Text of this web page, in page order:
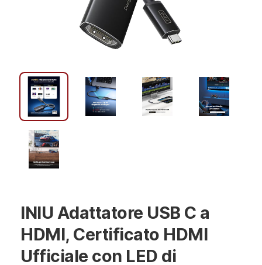
INIU Adattatore USB C a
HDMI, Certificato HDMI
Ufficiale con LED di